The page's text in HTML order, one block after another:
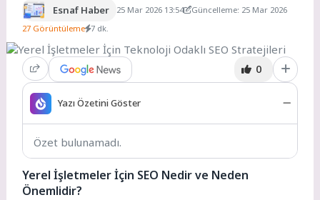
Esnaf Haber 25 Mar 2026 13:54
Güncelleme: 25 Mar 2026
27 Görüntüleme 7 dk.
0
Yazı Özetini Göster
Özet bulunamadı.
Yerel İşletmeler İçin SEO Nedir ve Neden
Önemlidir?